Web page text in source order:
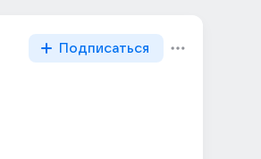
Подписаться